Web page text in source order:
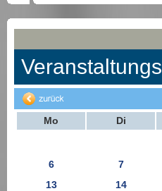
Mo Di
6
7
13
14